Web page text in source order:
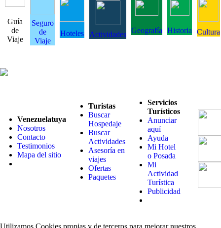
Guía
de
Viaje
Seguro
de
Viaje
Hoteles Actividades Geografía Historia Cultura
Venezuelatuya
Nosotros
Contacto
Testimonios
Mapa del sitio
Turistas
Buscar
Hospedaje
Buscar
Actividades
Asesoría en
viajes
Ofertas
Paquetes
Servicios
Turísticos
Anunciar
aquí
Ayuda
Mi Hotel
o Posada
Mi
Actividad
Turística
Publicidad
Utilizamos Cookies propias y de terceros para mejorar nuestros